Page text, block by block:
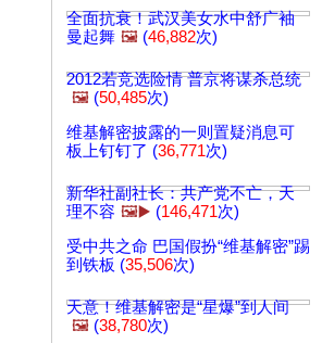
全面抗衰！武汉美女水中舒广袖
曼起舞 🖼️ (46,882次)
2012若竞选险情 普京将谋杀总统
🖼️ (50,485次)
维基解密披露的一则置疑消息可
板上钉钉了 (36,771次)
新华社副社长：共产党不亡，天
理不容 🖼️▶️ (146,471次)
受中共之命 巴国假扮“维基解密”踢
到铁板 (35,506次)
天意！维基解密是“星爆”到人间
🖼️ (38,780次)